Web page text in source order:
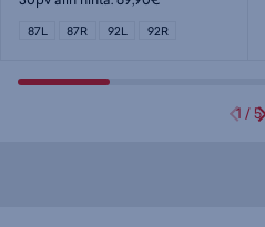
87L 87R 92L 92R
1 /5